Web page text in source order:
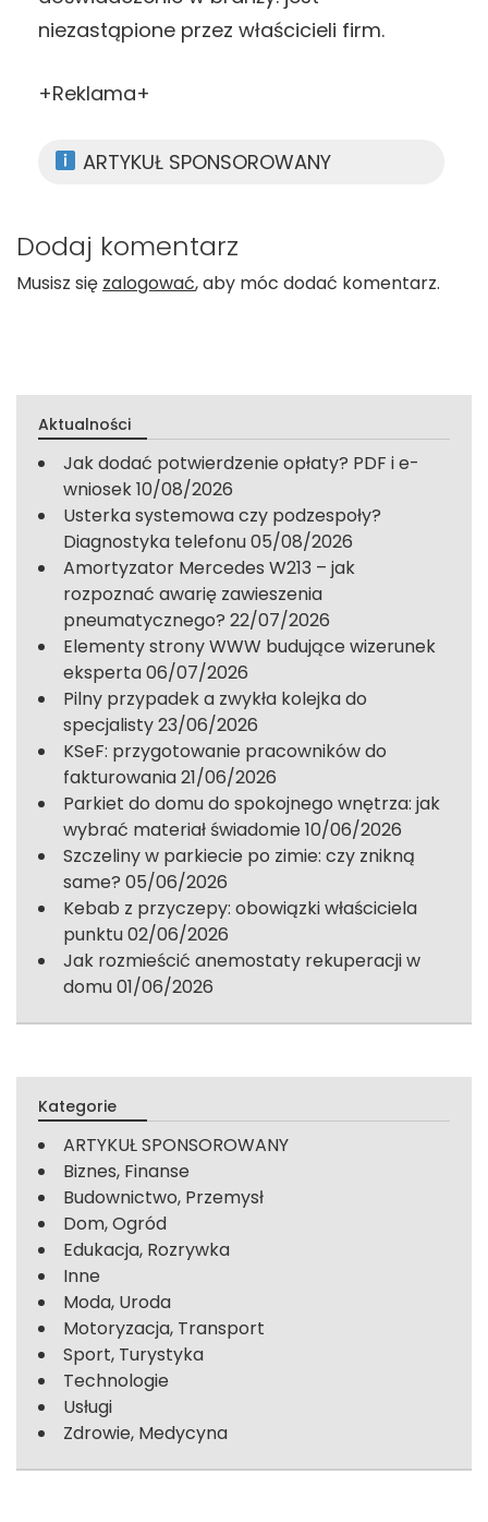
niezastąpione przez właścicieli firm.
+Reklama+
ARTYKUŁ SPONSOROWANY
Dodaj komentarz
Musisz się zalogować, aby móc dodać komentarz.
Aktualności
Jak dodać potwierdzenie opłaty? PDF i e-
wniosek10/08/2026
Usterka systemowa czy podzespoły?
Diagnostyka telefonu05/08/2026
Amortyzator Mercedes W213 – jak
rozpoznać awarię zawieszenia
pneumatycznego? 22/07/2026
Elementy strony WWW budujące wizerunek
eksperta06/07/2026
Pilny przypadek a zwykła kolejka do
specjalisty23/06/2026
KSeF: przygotowanie pracowników do
fakturowania21/06/2026
Parkiet do domu do spokojnego wnętrza: jak
wybrać materiał świadomie 10/06/2026
Szczeliny w parkiecie po zimie: czy znikną
same? 05/06/2026
Kebab z przyczepy: obowiązki właściciela
punktu02/06/2026
Jak rozmieścić anemostaty rekuperacji w
domu01/06/2026
Kategorie
ARTYKUŁ SPONSOROWANY
Biznes, Finanse
Budownictwo, Przemysł
Dom, Ogród
Edukacja, Rozrywka
Inne
Moda, Uroda
Motoryzacja, Transport
Sport, Turystyka
Technologie
Usługi
Zdrowie, Medycyna